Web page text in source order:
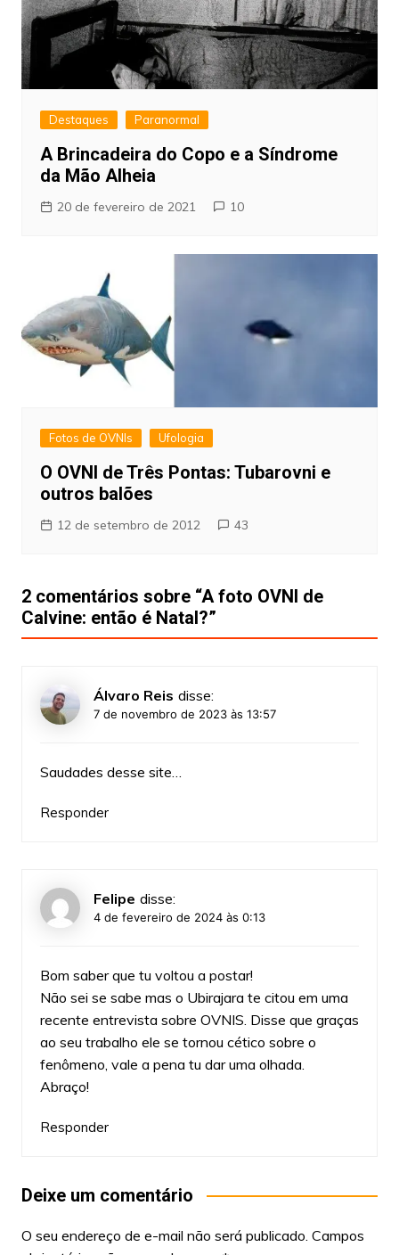
Destaques Paranormal
A Brincadeira do Copo e a Síndrome
da Mão Alheia
20 de fevereiro de 2021 10
Fotos de OVNIs Ufologia
O OVNI de Três Pontas: Tubarovni e
outros balões
12 de setembro de 2012 43
2 comentários sobre “A foto OVNI de
Calvine: então é Natal?”
Álvaro Reis disse:
7 de novembro de 2023 às 13:57
Saudades desse site…
Responder
Felipe disse:
4 de fevereiro de 2024 às 0:13
Bom saber que tu voltou a postar!
Não sei se sabe mas o Ubirajara te citou em uma
recente entrevista sobre OVNIS. Disse que graças
ao seu trabalho ele se tornou cético sobre o
fenômeno, vale a pena tu dar uma olhada.
Abraço!
Responder
Deixe um comentário
O seu endereço de e-mail não será publicado. Campos